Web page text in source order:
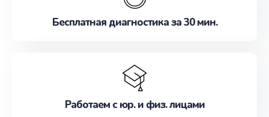
Бесплатная диагностика за 30 мин.
Работаем с юр. и физ. лицами